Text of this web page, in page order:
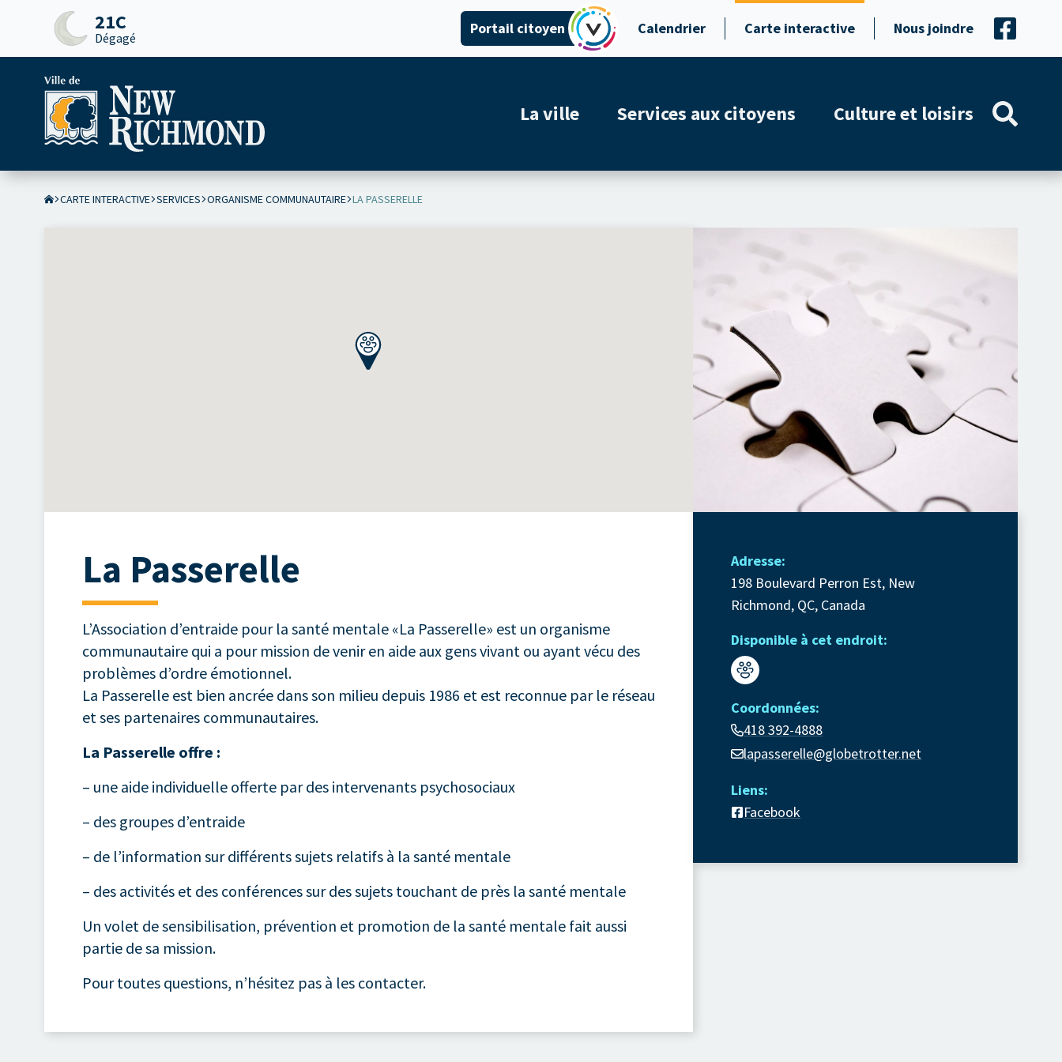
21C
Dégagé
Portail citoyen Calendrier Carte interactive Nous joindre
La ville Services aux citoyens Culture et loisirs
CARTE INTERACTIVE SERVICES ORGANISME COMMUNAUTAIRE LA PASSERELLE
La Passerelle
L’Association d’entraide pour la santé mentale «La Passerelle» est un organisme
communautaire qui a pour mission de venir en aide aux gens vivant ou ayant vécu des
problèmes d’ordre émotionnel.
La Passerelle est bien ancrée dans son milieu depuis 1986 et est reconnue par le réseau
et ses partenaires communautaires.
La Passerelle offre :
– une aide individuelle offerte par des intervenants psychosociaux
– des groupes d’entraide
– de l’information sur différents sujets relatifs à la santé mentale
– des activités et des conférences sur des sujets touchant de près la santé mentale
Un volet de sensibilisation, prévention et promotion de la santé mentale fait aussi
partie de sa mission.
Pour toutes questions, n’hésitez pas à les contacter.
Adresse:
198 Boulevard Perron Est, New
Richmond, QC, Canada
Disponible à cet endroit:
Coordonnées:
418 392-4888
lapasserelle@globetrotter.net
Liens:
Facebook